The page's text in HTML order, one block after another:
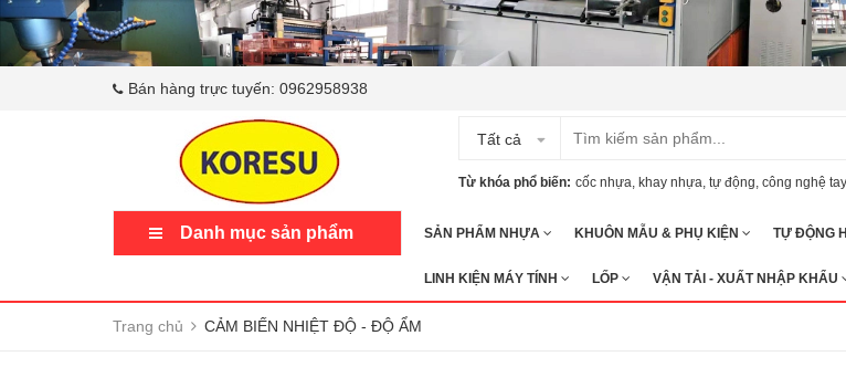
Bán hàng trực tuyến: 0962958938
Tất cả
Từ khóa phổ biến:cốc nhựa khay nhựa tự động công nghệ
Danh mục sản phẩm SẢN PHẨM NHỰA KHUÔN MẪU & PHỤ KIỆN TỰ ĐỘNG
LINH KIỆN MÁY TÍNH LỐP VẬN TẢI - XUẤT NHẬP KHẨU
Trang chủ CẢM BIẾN NHIỆT ĐỘ - ĐỘ ẨM